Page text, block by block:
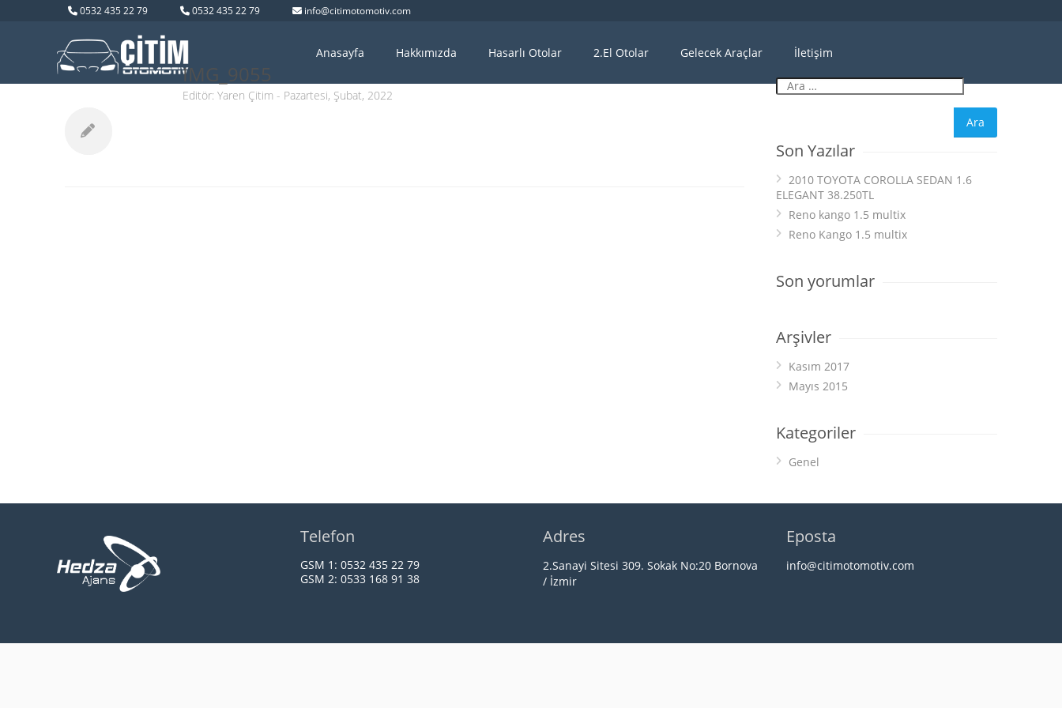
0532 435 22 79 0532 435 22 79 info@citimotomotiv.com
Anasayfa Hakkımızda Hasarlı Otolar 2.El Otolar Gelecek Araçlar İletişim
IMG_9055
Editör: Yaren Çitim - Pazartesi, Şubat, 2022
Son Yazılar
2010 TOYOTA COROLLA SEDAN 1.6
ELEGANT 38.250TL
Reno kango 1.5 multix
Reno Kango 1.5 multix
Son yorumlar
Arşivler
Kasım 2017
Mayıs 2015
Kategoriler
Genel
Telefon
GSM 1: 0532 435 22 79
GSM 2: 0533 168 91 38
Adres
2.Sanayi Sitesi 309. Sokak No:20 Bornova
/ İzmir
Eposta
info@citimotomotiv.com